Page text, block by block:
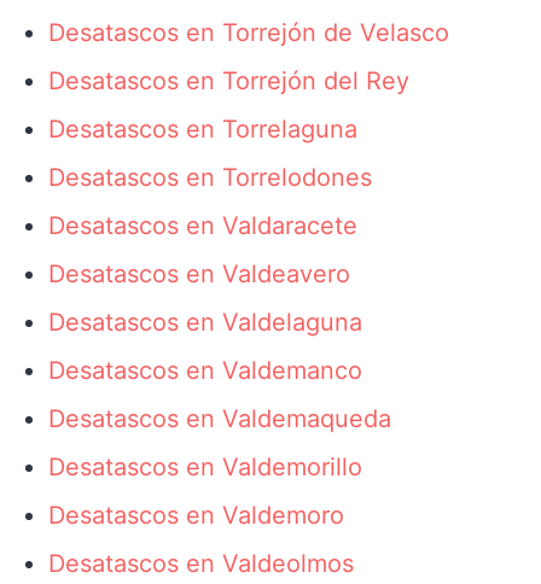
Desatascos en Torrejón de Velasco
Desatascos en Torrejón del Rey
Desatascos en Torrelaguna
Desatascos en Torrelodones
Desatascos en Valdaracete
Desatascos en Valdeavero
Desatascos en Valdelaguna
Desatascos en Valdemanco
Desatascos en Valdemaqueda
Desatascos en Valdemorillo
Desatascos en Valdemoro
Desatascos en Valdeolmos